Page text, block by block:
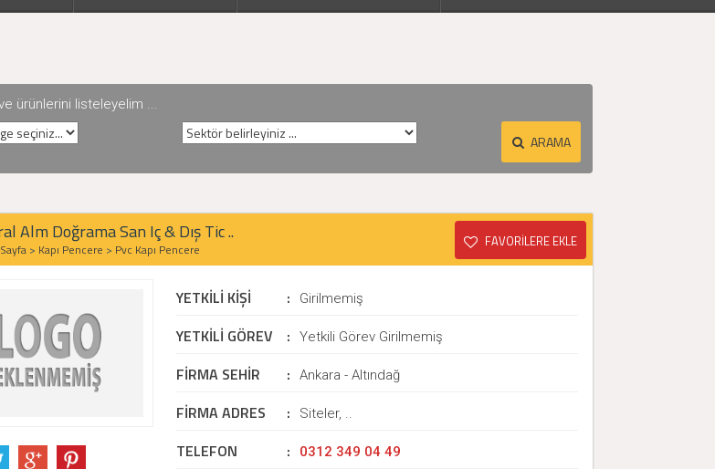
ürünlerini listeleyelim ...
ARAMA
Alm Doğrama San Iç & Dış Tic ..
> Kapı Pencere > Pvc Kapı Pencere FAVORİLERE EKLE
YETKİLİ KİŞİ : Girilmemiş
YETKİLİ GÖREV : Yetkili Görev Girilmemiş
FİRMA SEHİR : Ankara - Altındağ
FİRMA ADRES : Siteler, ..
TELEFON : 0312 349 04 49